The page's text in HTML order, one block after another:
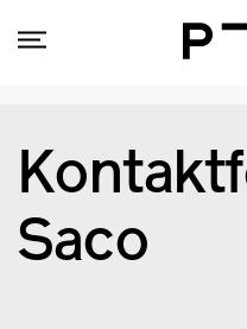
Saco